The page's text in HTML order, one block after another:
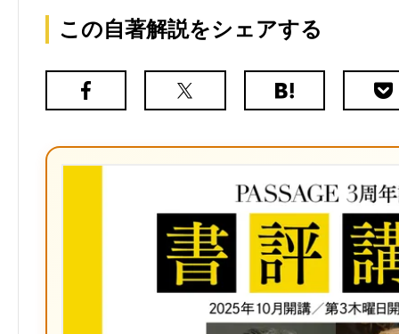
この自著解説をシェアする
Facebook
X（旧
は
ク
マ
ー
ク